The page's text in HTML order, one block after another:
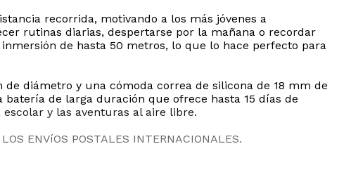
recorrida, motivando a los más jóvenes a
rutinas diarias, despertarse por la mañana o recordar
de hasta 50 metros, lo que lo hace perfecto para
diámetro y una cómoda correa de silicona de 18 mm de
de larga duración que ofrece hasta 15 días de
y las aventuras al aire libre.
ENVíOS POSTALES INTERNACIONALES.